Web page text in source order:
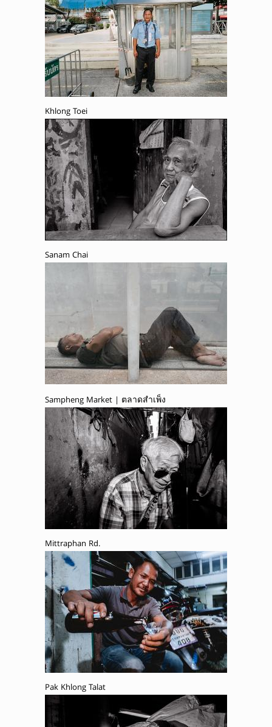
Khlong Toei
Sanam Chai
Sampheng Market | ตลาดสำเพ็ง
Mittraphan Rd.
Pak Khlong Talat